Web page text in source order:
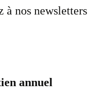
à nos newsletters
annuel